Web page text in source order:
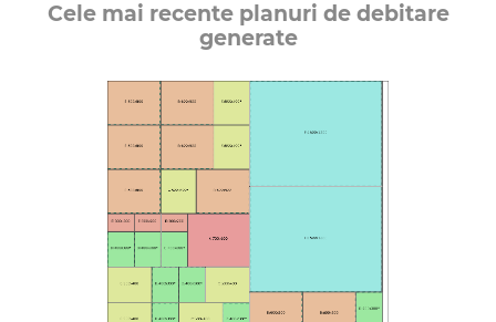
Cele mai recente planuri de debitare
generate